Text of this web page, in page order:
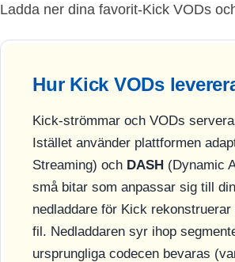
Ladda ner dina favorit-Kick VODs
Hur Kick VODs
Kick-strömmar och VODs
Istället använder plattformen
Streaming) och DASH (Dynamic
små bitar som anpassar sig till
nedladdare för Kick
fil. Nedladdaren syr ihop
ursprungliga codecen bevaras